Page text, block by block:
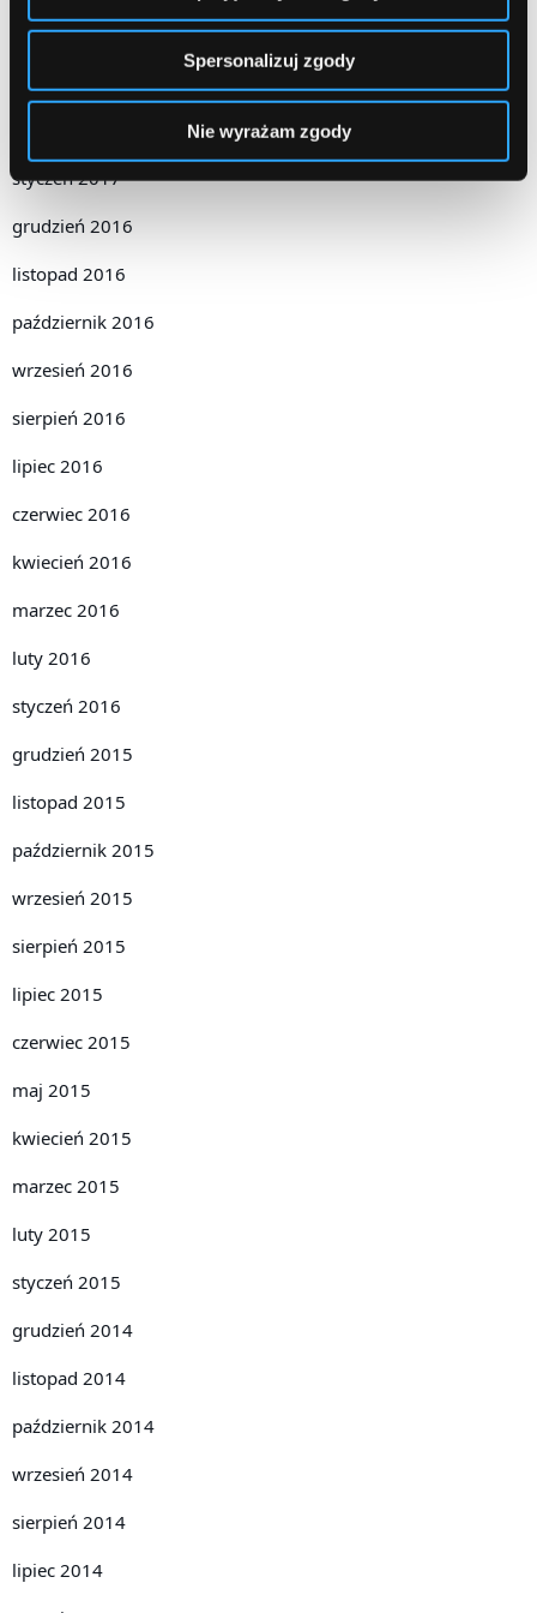
Spersonalizuj zgody
Nie wyrażam zgody
kwiecień 2017
marzec 2017
styczeń 2017
grudzień 2016
listopad 2016
październik 2016
wrzesień 2016
sierpień 2016
lipiec 2016
czerwiec 2016
kwiecień 2016
marzec 2016
luty 2016
styczeń 2016
grudzień 2015
listopad 2015
październik 2015
wrzesień 2015
sierpień 2015
lipiec 2015
czerwiec 2015
maj 2015
kwiecień 2015
marzec 2015
luty 2015
styczeń 2015
grudzień 2014
listopad 2014
październik 2014
wrzesień 2014
sierpień 2014
lipiec 2014